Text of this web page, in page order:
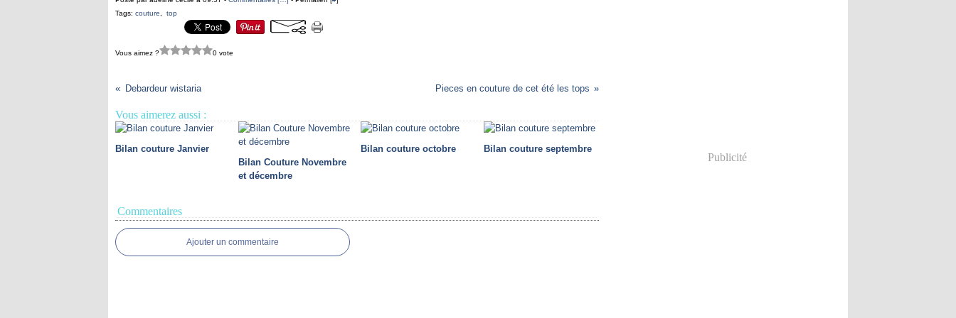
Tags: couture top
Vous aimez ? 0 vote
Debardeur wistaria Pieces en couture de cet été les tops
Vous aimerez aussi :
Bilan couture Janvier
Bilan Couture Novembre
et décembre
Bilan couture octobre Bilan couture septembre
Commentaires
Ajouter un commentaire
Publicité